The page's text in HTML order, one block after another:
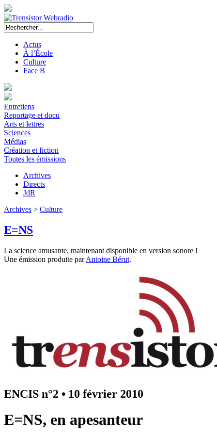
Actus
À l’École
Culture
Face B
Entretiens
Reportage et docu
Arts et lettres
Sciences
Médias
Création et fiction
Toutes les émissions
Archives
Directs
JdR
Archives > Culture
E=NS
La science amusante, maintenant disponible en version sonore !
Une émission produite parAntoine Bérut.
ENCIS n°2 • 10 février 2010
E=NS, en apesanteur